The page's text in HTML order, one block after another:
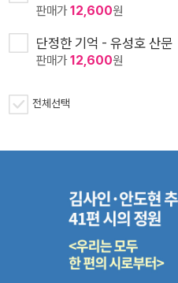
판매가12,600원
단정한 기억 - 유성호 산문
판매가12,600원
전체선택